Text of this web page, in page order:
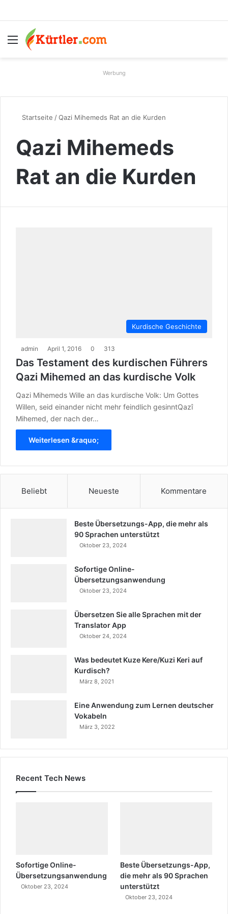
Menü
Werbung
Startseite /Qazi Mihemeds Rat an die Kurden
Qazi Mihemeds
Rat an die Kurden
Kurdische Geschichte
admin April 1, 2016 0 313
Das Testament des kurdischen Führers
Qazi Mihemed an das kurdische Volk
Qazi Mihemeds Wille an das kurdische Volk: Um Gottes
Willen, seid einander nicht mehr feindlich gesinntQazî
Mihemed, der nach der…
Weiterlesen &raquo;
Beliebt Neueste Kommentare
Beste Übersetzungs-App, die mehr als
90 Sprachen unterstützt
Oktober 23, 2024
Sofortige Online-
Übersetzungsanwendung
Oktober 23, 2024
Übersetzen Sie alle Sprachen mit der
Translator App
Oktober 24, 2024
Was bedeutet Kuze Kere/Kuzi Keri auf
Kurdisch?
März 8, 2021
Eine Anwendung zum Lernen deutscher
Vokabeln
März 3, 2022
Recent Tech News
Sofortige Online-
Übersetzungsanwendung
Oktober 23, 2024
Beste Übersetzungs-App,
die mehr als 90 Sprachen
unterstützt
Oktober 23, 2024